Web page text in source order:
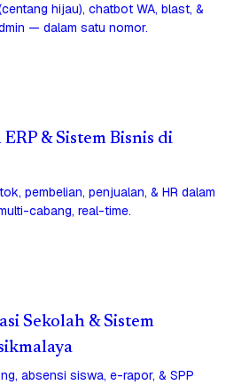
hijau), chatbot WA, blast, &
— dalam satu nomor.
ERP & Sistem Bisnis di
pembelian, penjualan, & HR dalam
cabang, real-time.
Sekolah & Sistem
absensi siswa, e-rapor, & SPP